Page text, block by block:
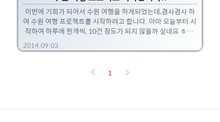
이번에 기회가 되어서 수원 여행을 하게되었는데,겸사겸사 하
여 수원 여행 프로젝트를 시작하려고 합니다. 아마 오늘부터 시
작하여 하루에 한개씩, 10건 정도가 되지 않을까 싶네요 ㅎㅎ.
(추석은 발행하지 않을 예정~!) 여행하면서 먹었던 먹거리들!
나름 선별하여 들려본 맛집들~, 그리고 볼만한 또는 갈만한 곳
음. 보통 저같은 경우 갈비!!!!!!! 그리고 수원 화성!, 블루윙
2014.09.03
1